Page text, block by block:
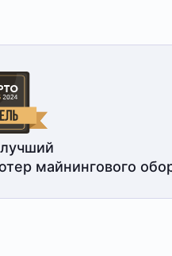
майнингового